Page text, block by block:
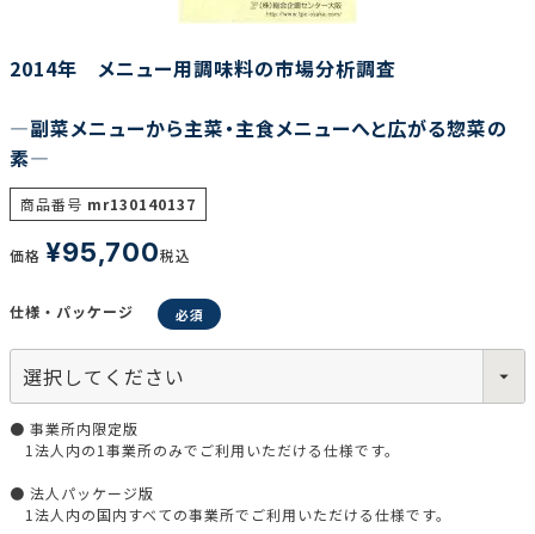
調査の種類で選ぶ
2014年 メニュー用調味料の市場分析調査
―副菜メニューから主菜・主食メニューへと広がる惣菜の
素―
商品番号 mr130140137
価格 ¥95,700税込
仕様・パッケージ
● 事業所内限定版
1法人内の1事業所のみでご利用いただける仕様です。
● 法人パッケージ版
1法人内の国内すべての事業所でご利用いただける仕様です。